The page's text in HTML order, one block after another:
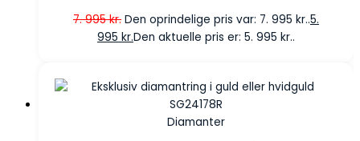
7. 995kr. Den oprindelige pris var: 7. 995 kr..5.
995 kr.Den aktuelle pris er: 5. 995 kr..
Diamanter